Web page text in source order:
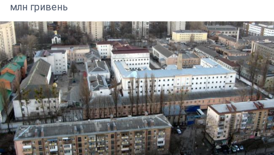
млн гривень